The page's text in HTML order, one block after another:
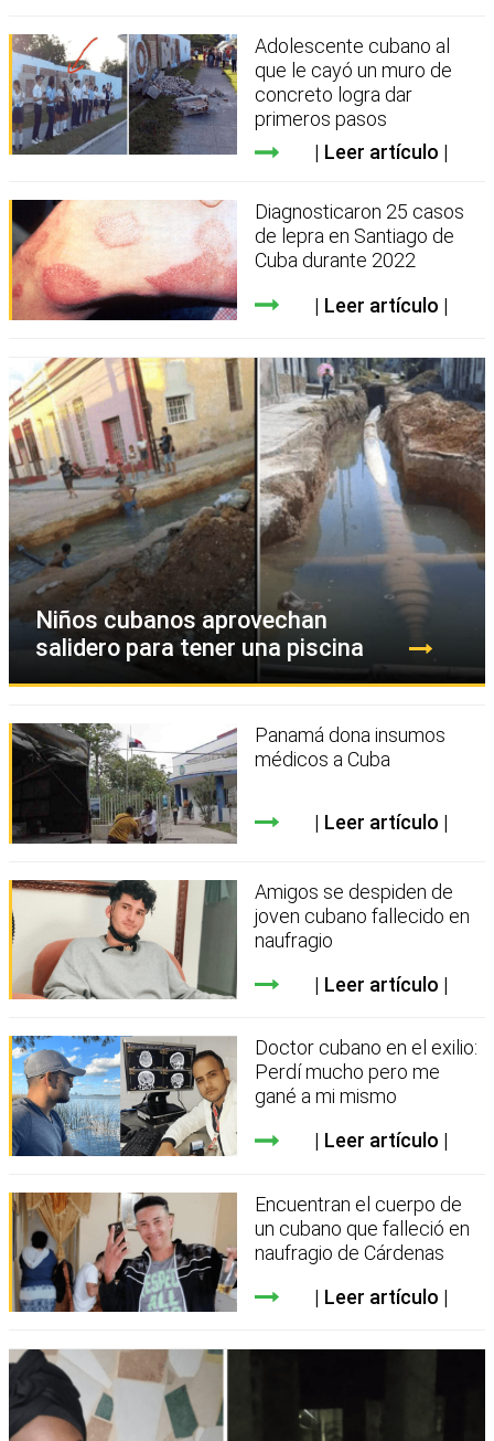
Adolescente cubano al
que le cayó un muro de
concreto logra dar
primeros pasos
Leer artículo
Diagnosticaron 25 casos
de lepra en Santiago de
Cuba durante 2022
Leer artículo
Niños cubanos aprovechan
salidero para tener una piscina
Panamá dona insumos
médicos a Cuba
Leer artículo
Amigos se despiden de
joven cubano fallecido en
naufragio
Leer artículo
Doctor cubano en el exilio:
Perdí mucho pero me
gané a mi mismo
Leer artículo
Encuentran el cuerpo de
un cubano que falleció en
naufragio de Cárdenas
Leer artículo